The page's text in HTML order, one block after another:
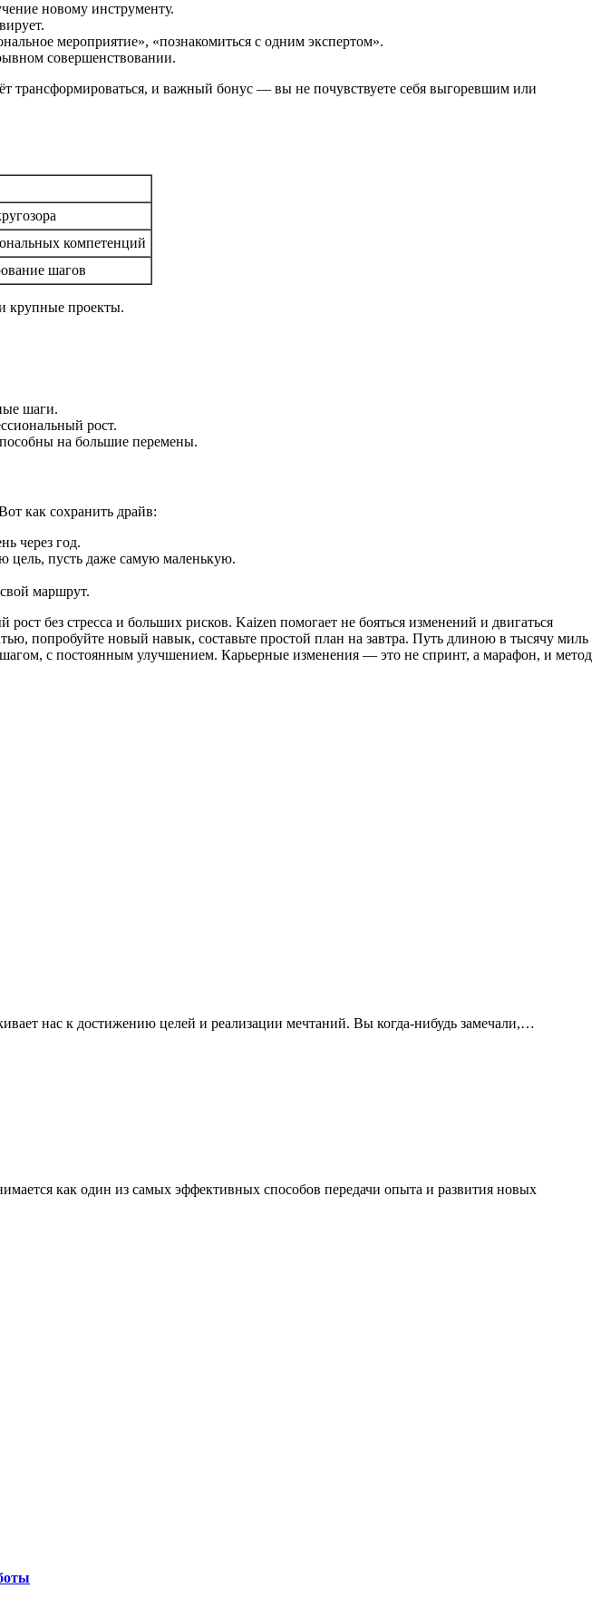
новому инструменту.
мероприятие», «познакомиться с одним экспертом».
совершенствовании.
трансформироваться, и важный бонус — вы не почувствуете себя выгоревшим или
компетенций
шагов
крупные проекты.
шаги.
рост.
на большие перемены.
как сохранить драйв:
через год.
цель, пусть даже самую маленькую.
маршрут.
без стресса и больших рисков. Kaizen помогает не бояться изменений и двигаться
попробуйте новый навык, составьте простой план на завтра. Путь длиною в тысячу миль
с постоянным улучшением. Карьерные изменения — это не спринт, а марафон, и метод
нас к достижению целей и реализации мечтаний. Вы когда-нибудь замечали,…
как один из самых эффективных способов передачи опыта и развития новых